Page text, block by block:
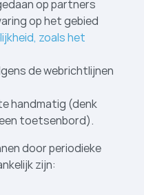
op partners
op het gebied
zoals het
de webrichtlijnen
handmatig (denk
toetsenbord).
door periodieke
zijn: